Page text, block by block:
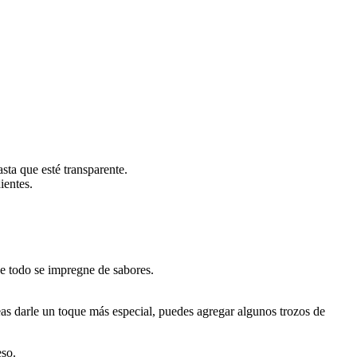
que esté transparente.
se impregne de sabores.
darle un toque más especial, puedes agregar algunos trozos de